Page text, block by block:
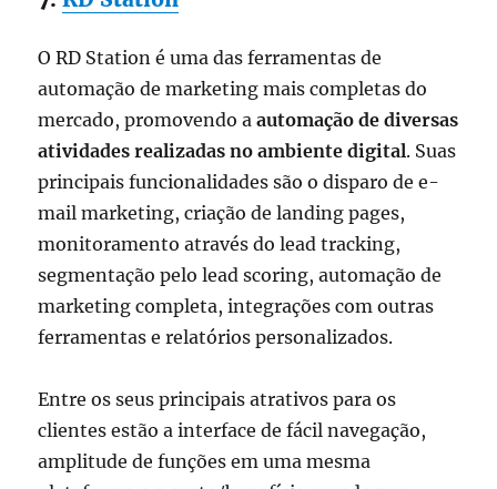
O RD Station é uma das ferramentas de
automação de marketing mais completas do
mercado, promovendo aautomação de diversas
atividades realizadas no ambiente digital. Suas
principais funcionalidades são o disparo de e-
mail marketing, criação de landing pages,
monitoramento através do lead tracking,
segmentação pelo lead scoring, automação de
marketing completa, integrações com outras
ferramentas e relatórios personalizados.
Entre os seus principais atrativos para os
clientes estão a interface de fácil navegação,
amplitude de funções em uma mesma